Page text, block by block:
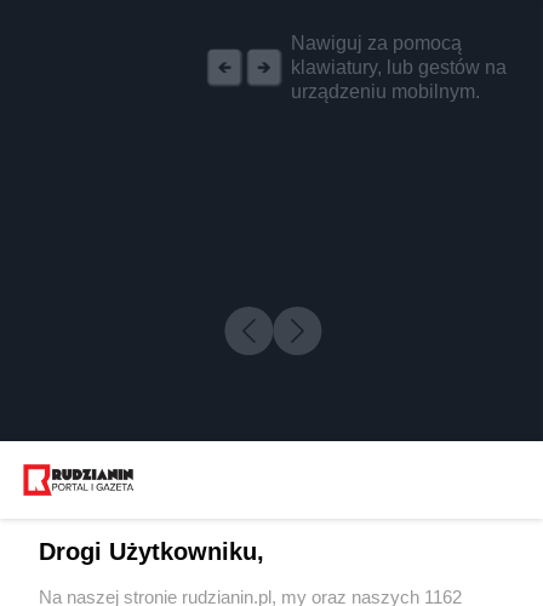
Nawiguj za pomocą
klawiatury, lub gestów na
urządzeniu mobilnym.
Drogi Użytkowniku,
Na naszej stronie rudzianin.pl, my oraz naszych 1162